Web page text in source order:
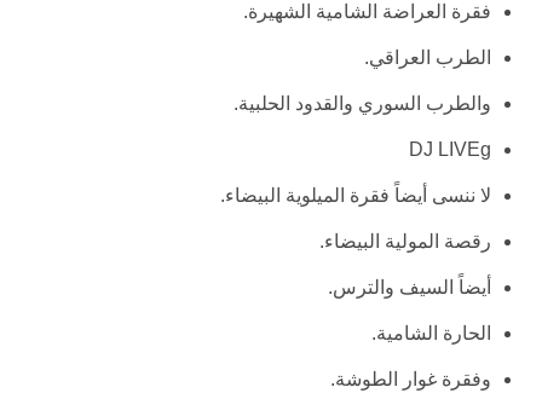
فقرة العراضة الشامية الشهيرة.
الطرب العراقي.
والطرب السوري والقدود الحلبية.
DJ LIVEg
لا ننسى أيضاً فقرة الميلوية البيضاء.
رقصة المولية البيضاء.
أيضاً السيف والترس.
الحارة الشامية.
وفقرة غوار الطوشة.